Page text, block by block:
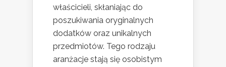
właścicieli, skłaniając do
poszukiwania oryginalnych
dodatków oraz unikalnych
przedmiotów. Tego rodzaju
aranżacje stają się osobistym